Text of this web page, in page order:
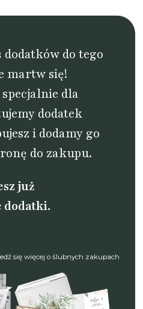
dodatków do tego
martw się!
specjalnie dla
dodatek
i dodamy go
do zakupu.
już
dodatki.
się więcej o ślubnych zakupach